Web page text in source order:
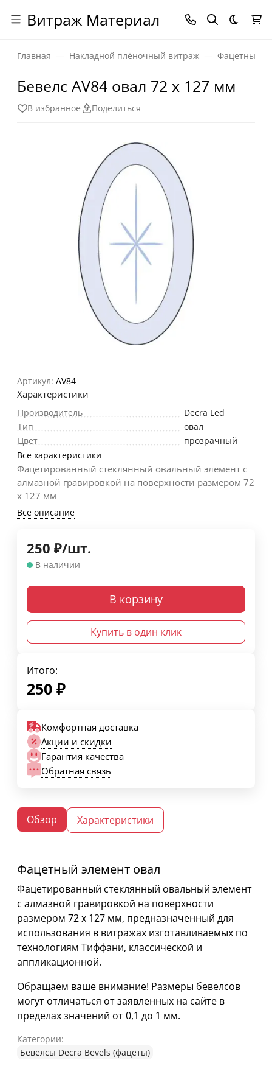
Витраж Материал Темная
Главная Накладной плёночный витраж Фацетные
Бевелс AV84 овал 72 х 127 мм
В избранное Поделиться
Артикул: AV84
Характеристики
Производитель
Decra Led
Тип
овал
Цвет
прозрачный
Все характеристики
Фацетированный стеклянный овальный элемент с
алмазной гравировкой на поверхности размером 72
х 127 мм
Все описание
250 ₽/шт.
В наличии
В корзину
Купить в один клик
Итого:
250 ₽
Комфортная доставка
Акции и скидки
Гарантия качества
Обратная связь
Обзор Характеристики
Фацетный элемент овал
Фацетированный стеклянный овальный элемент
с алмазной гравировкой на поверхности
размером 72 х 127 мм, предназначенный для
использования в витражах изготавливаемых по
технологиям Тиффани, классической и
аппликационной.
Обращаем ваше внимание! Размеры бевелсов
могут отличаться от заявленных на сайте в
пределах значений от 0,1 до 1 мм.
Категории:
Бевелсы Decra Bevels (фацеты)